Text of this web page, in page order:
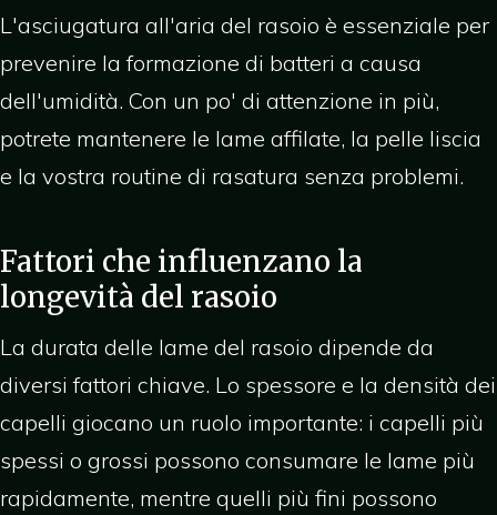
L'asciugatura all'aria del rasoio è essenziale per
prevenire la formazione di batteri a causa
dell'umidità. Con un po' di attenzione in più,
potrete mantenere le lame affilate, la pelle liscia
e la vostra routine di rasatura senza problemi.
Fattori che influenzano la
longevità del rasoio
La durata delle lame del rasoio dipende da
diversi fattori chiave. Lo spessore e la densità dei
capelli giocano un ruolo importante: i capelli più
spessi o grossi possono consumare le lame più
rapidamente, mentre quelli più fini possono